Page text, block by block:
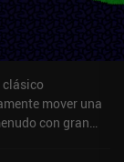
clásico
mover una
con gran